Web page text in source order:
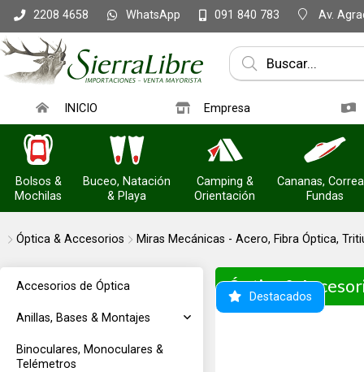
2208 4658 WhatsApp 091 840 783 Av.
INICIO Empresa
Bolsos &
Mochilas
Buceo, Natación
& Playa
Camping &
Orientación
Cananas,
Fundas
Óptica & Accesorios Miras Mecánicas - Acero, Fibra Óptica,
Accesorios de Óptica
Anillas, Bases & Montajes
Binoculares, Monoculares &
Telémetros
Óptica &
Destacados